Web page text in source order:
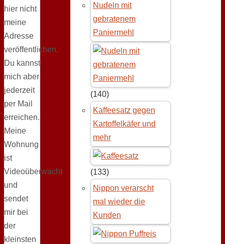
hier nicht
meine
Adresse
veröffentlichen.
Du kannst
mich aber
jederzeit
per Mail
erreichen.
Meine
Wohnung
ist
Videoüberwacht
und
sendet
mir bei
der
kleinsten
Nudeln mit
gebratenem
Paniermehl
(140)
Kaffeesatz gegen
Kartoffelkäfer und
mehr
(133)
Nippon verarscht
mal wieder die
Kunden